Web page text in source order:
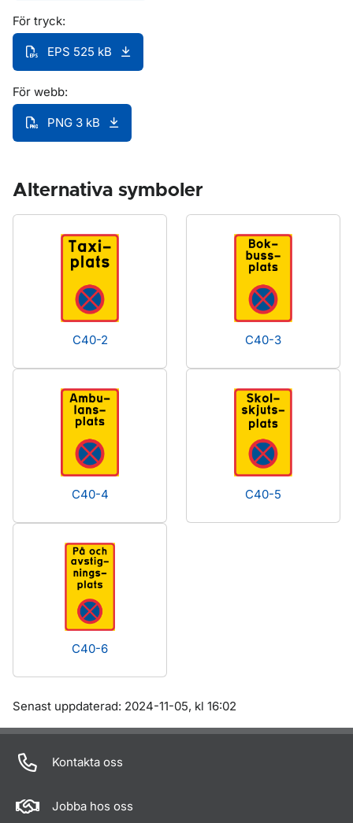
För tryck:
EPS 525 kB
För webb:
PNG 3 kB
Alternativa symboler
C40-2 C40-3
C40-4 C40-5
C40-6
Om sidan
Senast uppdaterad: 2024-11-05, kl 16:02
Kontakta oss
Jobba hos oss